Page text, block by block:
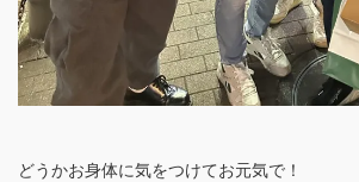
どうかお身体に気をつけてお元気で！